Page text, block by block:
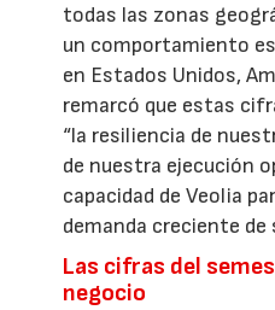
todas las zonas
un comportamiento
en Estados Unidos,
remarcó que estas
“la resiliencia de
de nuestra ejecución
capacidad de Veolia
demanda creciente de
Las cifras del
negocio